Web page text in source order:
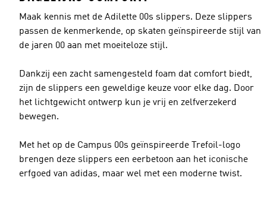
Maak kennis met de Adilette 00s slippers. Deze slippers
passen de kenmerkende, op skaten geïnspireerde stijl van
de jaren 00 aan met moeiteloze stijl.
Dankzij een zacht samengesteld foam dat comfort biedt,
zijn de slippers een geweldige keuze voor elke dag. Door
het lichtgewicht ontwerp kun je vrij en zelfverzekerd
bewegen.
Met het op de Campus 00s geïnspireerde Trefoil-logo
brengen deze slippers een eerbetoon aan het iconische
erfgoed van adidas, maar wel met een moderne twist.